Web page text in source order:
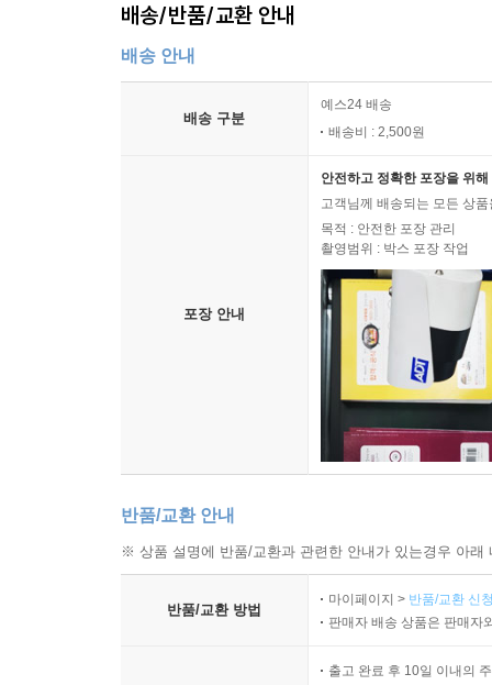
배송/반품/교환 안내
배송 안내
배송 구분
예스24 배송
배송비 : 2,500원
포장 안내
안전하고 정확한 포장을 위
고객님께 배송되는 모든 상
목적 : 안전한 포장 관리
촬영범위 : 박스 포장 작업
반품/교환 안내
※ 상품 설명에 반품/교환과 관련한 안내가 있는경우 아
반품/교환 방법
마이페이지 > 반품/교환 신
판매자 배송 상품은 판매자
출고 완료 후 10일 이내의